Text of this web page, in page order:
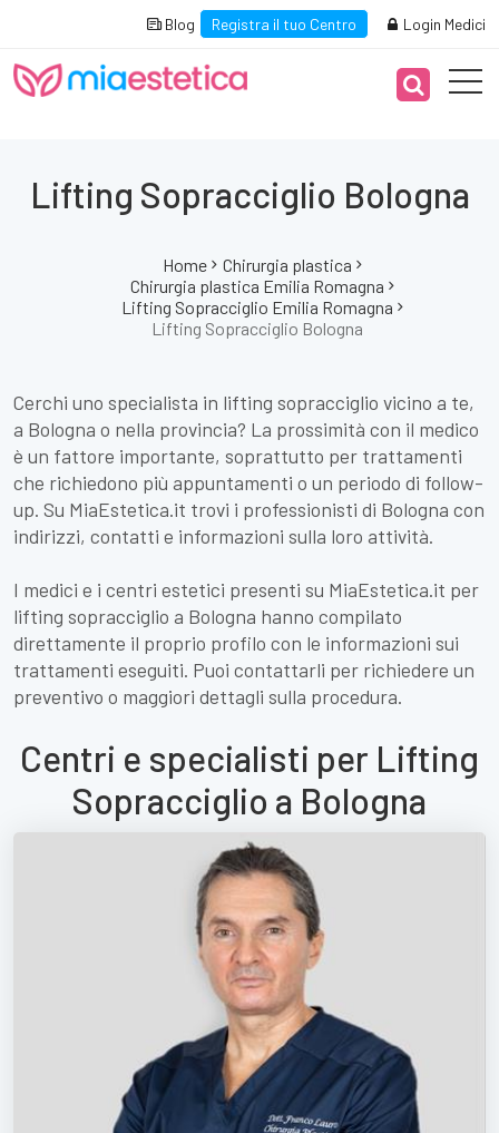
Blog Registra il tuo Centro Login Medici
Lifting Sopracciglio Bologna
Home
Chirurgia plastica
Chirurgia plastica Emilia Romagna
Lifting Sopracciglio Emilia Romagna
Lifting Sopracciglio Bologna
Cerchi uno specialista in lifting sopracciglio vicino a te,
a Bologna o nella provincia? La prossimità con il medico
è un fattore importante, soprattutto per trattamenti
che richiedono più appuntamenti o un periodo di follow-
up. Su MiaEstetica.it trovi i professionisti di Bologna con
indirizzi, contatti e informazioni sulla loro attività.
I medici e i centri estetici presenti su MiaEstetica.it per
lifting sopracciglio a Bologna hanno compilato
direttamente il proprio profilo con le informazioni sui
trattamenti eseguiti. Puoi contattarli per richiedere un
preventivo o maggiori dettagli sulla procedura.
Centri e specialisti per Lifting
Sopracciglio a Bologna